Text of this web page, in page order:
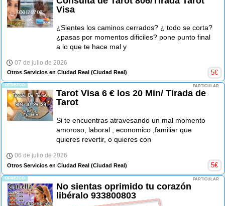
Visa
¿Sientes los caminos cerrados? ¿ todo se corta?
¿pasas por momentos dificiles? pone punto final
a lo que te hace mal y
07 de julio de 2026
Otros Servicios en Ciudad Real (Ciudad Real) 5€
-OFREZCO- PARTICULAR
Tarot Visa 6 € los 20 Min/ Tirada de
Tarot
Si te encuentras atravesando un mal momento
amoroso, laboral , economico ,familiar que
quieres revertir, o quieres con
06 de julio de 2026
Otros Servicios en Ciudad Real (Ciudad Real) 5€
-OFREZCO- PARTICULAR
No sientas oprimido tu corazón
libéralo 933800803